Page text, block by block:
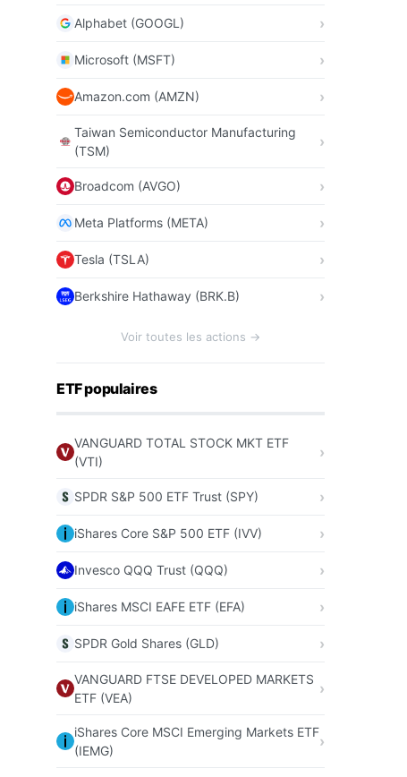
Alphabet (GOOGL)
Microsoft (MSFT)
Amazon.com (AMZN)
Taiwan Semiconductor Manufacturing
(TSM)
Broadcom (AVGO)
Meta Platforms (META)
Tesla (TSLA)
Berkshire Hathaway (BRK.B)
Voir toutes les actions →
ETF populaires
VANGUARD TOTAL STOCK MKT ETF
(VTI)
SPDR S&P 500 ETF Trust (SPY)
iShares Core S&P 500 ETF (IVV)
Invesco QQQ Trust (QQQ)
iShares MSCI EAFE ETF (EFA)
SPDR Gold Shares (GLD)
VANGUARD FTSE DEVELOPED MARKETS
ETF (VEA)
iShares Core MSCI Emerging Markets ETF
(IEMG)